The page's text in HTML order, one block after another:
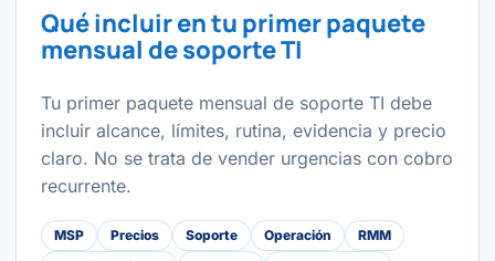
Qué incluir en tu primer paquete
mensual de soporte TI
Tu primer paquete mensual de soporte TI debe
incluir alcance, límites, rutina, evidencia y precio
claro. No se trata de vender urgencias con cobro
recurrente.
MSP Precios Soporte Operación
RMM